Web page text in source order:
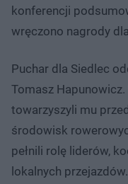
konferencji
wręczono nagrody
Puchar dla Siedlec
Tomasz
towarzyszyli mu
środowisk
pełnili rolę liderów,
lokalnych